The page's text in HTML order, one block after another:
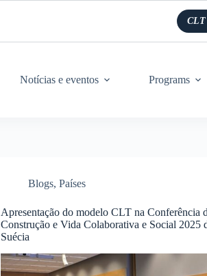
CLT
Notícias e eventos Programs
Blogs,Países
Apresentação do modelo CLT na Conferência
Construção e Vida Colaborativa e Social 2025
Suécia